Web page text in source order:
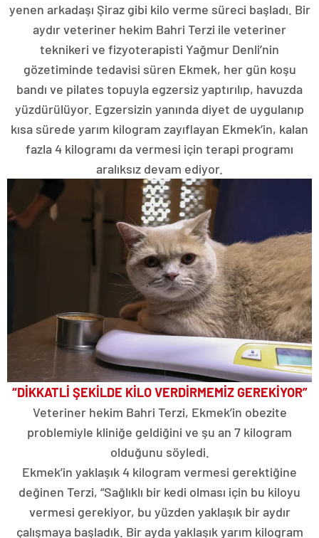
yenen arkadaşı Şiraz gibi kilo verme süreci başladı. Bir
aydır veteriner hekim Bahri Terzi ile veteriner
teknikeri ve fizyoterapisti Yağmur Denli’nin
gözetiminde tedavisi süren Ekmek, her gün koşu
bandı ve pilates topuyla egzersiz yaptırılıp, havuzda
yüzdürülüyor. Egzersizin yanında diyet de uygulanıp
kısa sürede yarım kilogram zayıflayan Ekmek’in, kalan
fazla 4 kilogramı da vermesi için terapi programı
aralıksız devam ediyor.
“DİKKATLİ ŞEKİLDE KİLO VERDİRMEMİZ GEREKİYOR”
Veteriner hekim Bahri Terzi, Ekmek’in obezite
problemiyle kliniğe geldiğini ve şu an 7 kilogram
olduğunu söyledi.
Ekmek’in yaklaşık 4 kilogram vermesi gerektiğine
değinen Terzi, “Sağlıklı bir kedi olması için bu kiloyu
vermesi gerekiyor, bu yüzden yaklaşık bir aydır
çalışmaya başladık. Bir ayda yaklaşık yarım kilogram